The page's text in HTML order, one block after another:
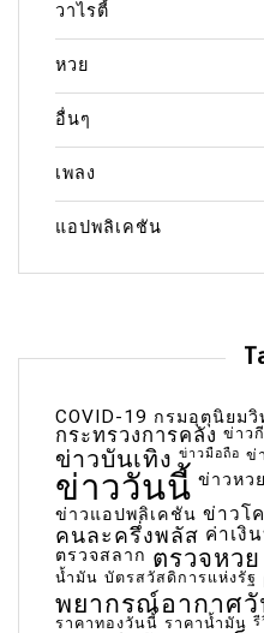
วาไรตี้
หวย
อื่นๆ
เพลง
แอปพลิเคชัน
COVID-19 กรมอุตุนิยมวิ
กระทรวงการคลัง ข่าว
ข่าวบันเทิง ข่าวมือถือ ข่
ข่าววันนี้ ข่าวหวย
ข่าวแอปพลิเคชัน ข่าวโ
คนละครึ่งพลัส ค่าเงิ
ตรวจสลาก ตรวจหวย
น้ำมัน บัตรสวัสดิการแห่งรัฐ
พยากรณ์อากาศ
ราคาทองวันนี้ ราคาน้ำมัน รี